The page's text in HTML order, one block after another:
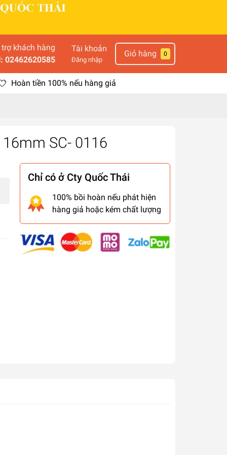
trợ khách hàng
02462620585
Tài khoản
Đăng nhập
Giỏ hàng 0
Hoàn tiền 100% nếu hàng giả
SC- 0116
Chỉ có ở Cty Quốc Thái
100% bồi hoàn nếu phát hiện
hàng giả hoặc kém chất lượng